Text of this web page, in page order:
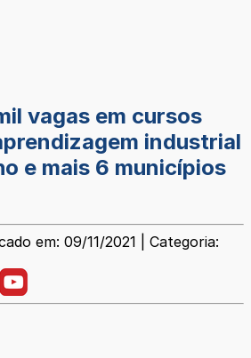
vagas em cursos
industrial
e mais 6 municípios
em: 09/11/2021 | Categoria: